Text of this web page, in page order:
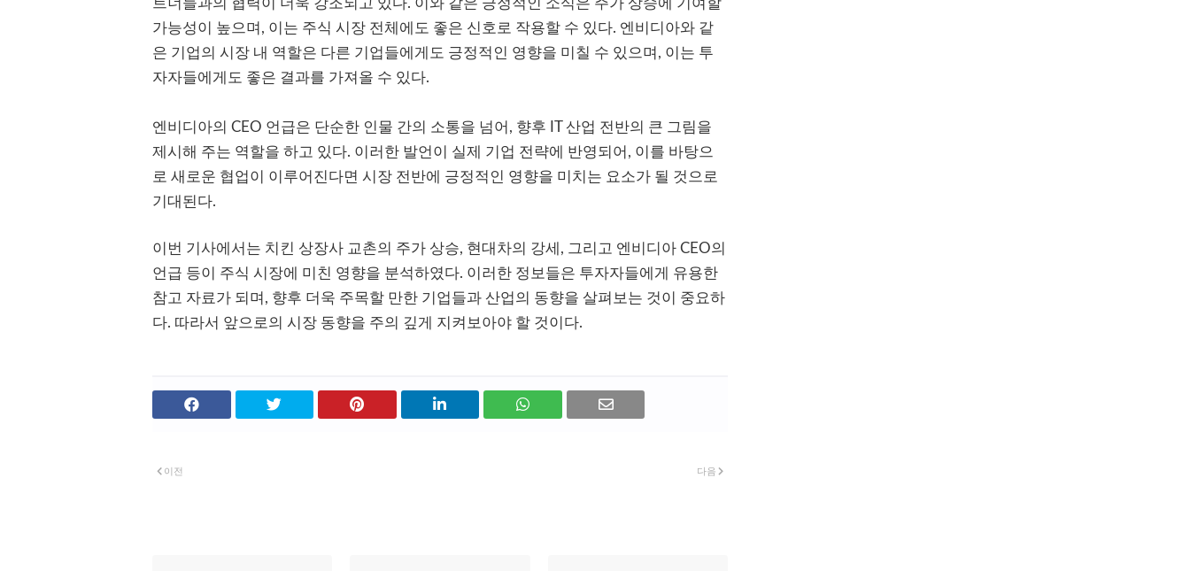
트너들과의 협력이 더욱 강조되고 있다. 이와 같은 긍정적인 소식은 주가 상승에 기여할
가능성이 높으며, 이는 주식 시장 전체에도 좋은 신호로 작용할 수 있다. 엔비디아와 같
은 기업의 시장 내 역할은 다른 기업들에게도 긍정적인 영향을 미칠 수 있으며, 이는 투
자자들에게도 좋은 결과를 가져올 수 있다.
엔비디아의 CEO 언급은 단순한 인물 간의 소통을 넘어, 향후 IT 산업 전반의 큰 그림을
제시해 주는 역할을 하고 있다. 이러한 발언이 실제 기업 전략에 반영되어, 이를 바탕으
로 새로운 협업이 이루어진다면 시장 전반에 긍정적인 영향을 미치는 요소가 될 것으로
기대된다.
이번 기사에서는 치킨 상장사 교촌의 주가 상승, 현대차의 강세, 그리고 엔비디아 CEO의
언급 등이 주식 시장에 미친 영향을 분석하였다. 이러한 정보들은 투자자들에게 유용한
참고 자료가 되며, 향후 더욱 주목할 만한 기업들과 산업의 동향을 살펴보는 것이 중요하
다. 따라서 앞으로의 시장 동향을 주의 깊게 지켜보아야 할 것이다.
다음
이전